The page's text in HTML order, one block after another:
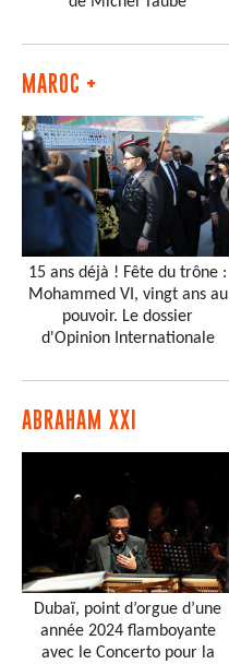
MAROC +
15 ans déjà ! Fête du trône :
Mohammed VI, vingt ans au
pouvoir. Le dossier
d'Opinion Internationale
ABRAHAM XXI
Dubaï, point d’orgue d’une
année 2024 flamboyante
avec le Concerto pour la